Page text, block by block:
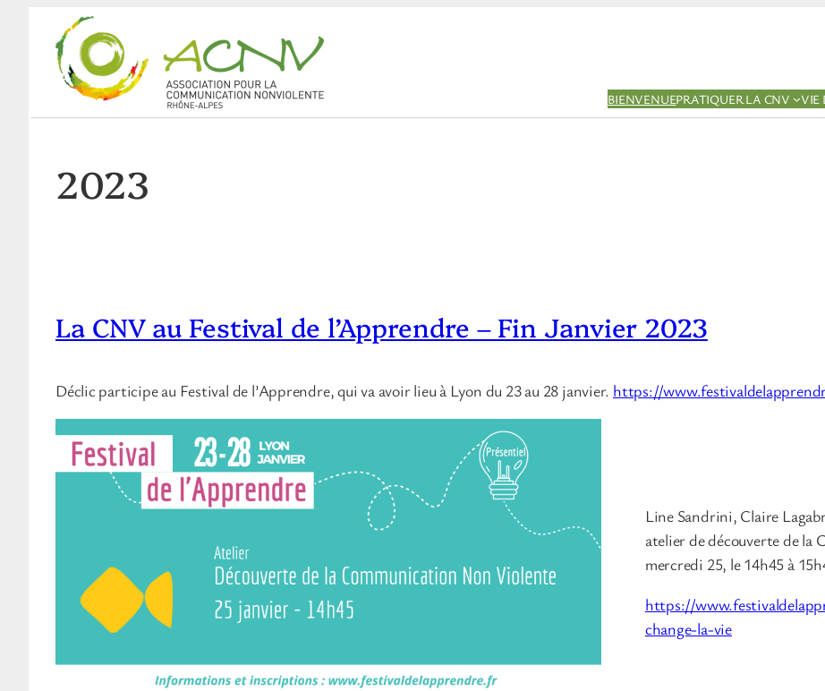
contenu
BIENVENUEPRATIQUER LA CNV VIE
2023
La CNV au Festival de l’Apprendre – Fin Janvier 2023
Déclic participe au Festival de l’Apprendre, qui va avoir lieu à Lyon du 23 au 28 janvier. https://
Line Sandrini, Claire
atelier de découverte de la
mercredi 25, le 14h45 à
https://
change-la-vie